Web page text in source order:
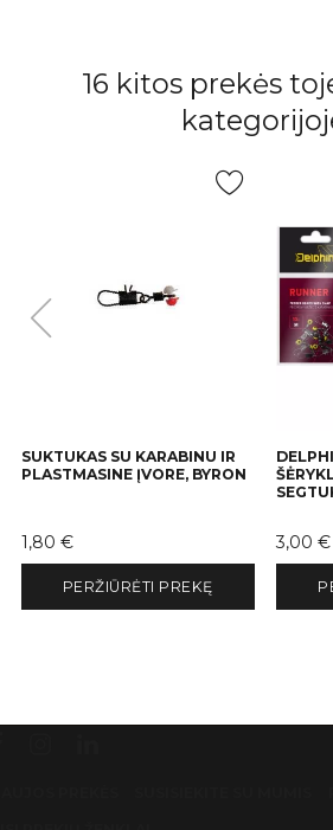
16 kitos prekės
SUKTUKAS SU KARABINU IR
PLASTMASINE ĮVORE, BYRON
Kaina
1,80 €
PERŽIŪRĖTI PREKĘ
Kaina
3,00 €